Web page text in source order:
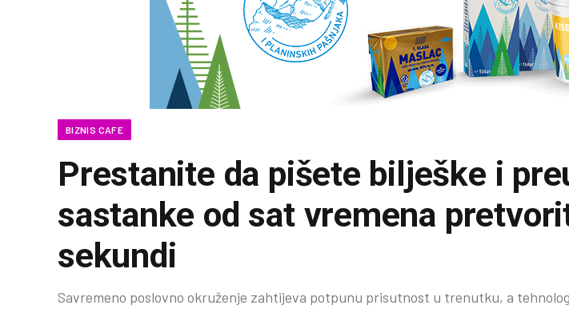
BIZNIS CAFE
Prestanite da pišete bilješke i
sastanke od sat vremena
sekundi
Savremeno poslovno okruženje zahtijeva potpunu prisutnost u trenutku, a